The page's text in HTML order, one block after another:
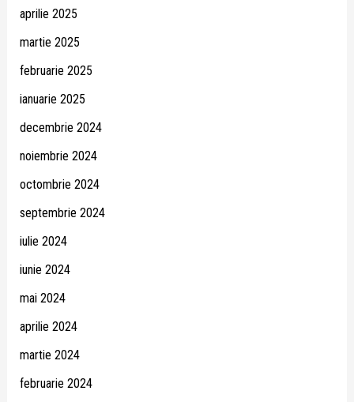
aprilie 2025
martie 2025
februarie 2025
ianuarie 2025
decembrie 2024
noiembrie 2024
octombrie 2024
septembrie 2024
iulie 2024
iunie 2024
mai 2024
aprilie 2024
martie 2024
februarie 2024